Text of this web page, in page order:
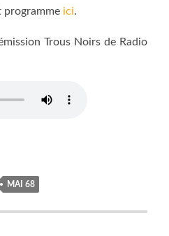
programme ici.
Trous Noirs de Radio
MAI 68